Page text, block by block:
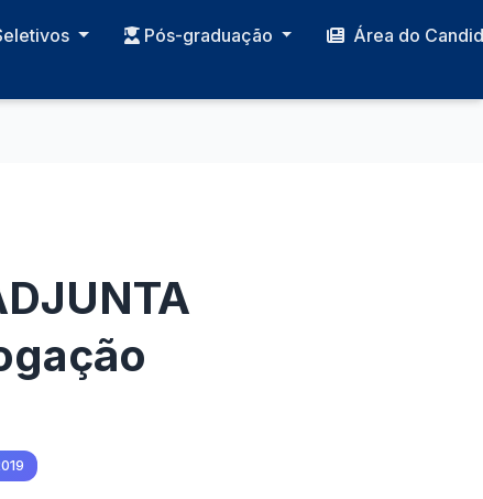
Pós-graduação Área do